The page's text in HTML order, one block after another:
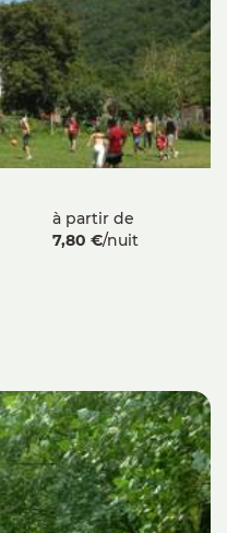
à partir de
7,80 €/nuit